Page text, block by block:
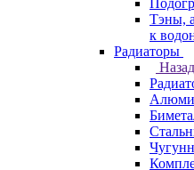
Тэны,
к
Радиаторы
Назад